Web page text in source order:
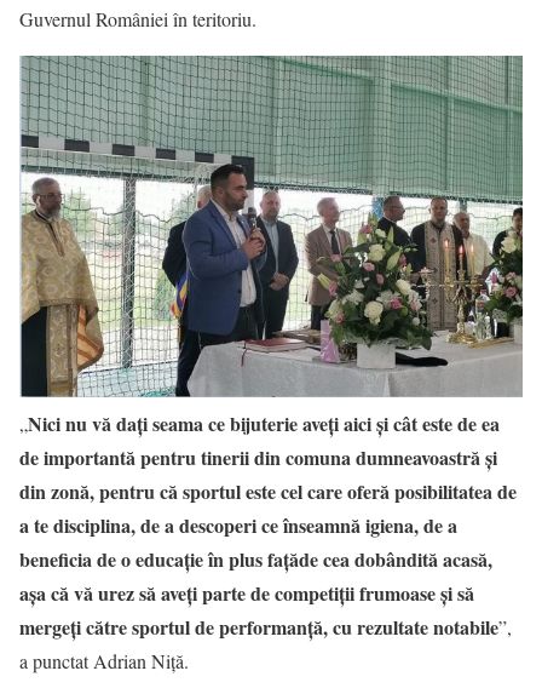
Guvernul României în teritoriu.
„Nici nu vă dați seama ce bijuterie aveți aici și cât este de ea
de importantă pentru tinerii din comuna dumneavoastră și
din zonă, pentru că sportul este cel care oferă posibilitatea de
a te disciplina, de a descoperi ce înseamnă igiena, de a
beneficia de o educație în plus fațăde cea dobândită acasă,
așa că vă urez să aveți parte de competiții frumoase și să
mergeți către sportul de performanță, cu rezultate notabile”,
a punctat Adrian Niță.